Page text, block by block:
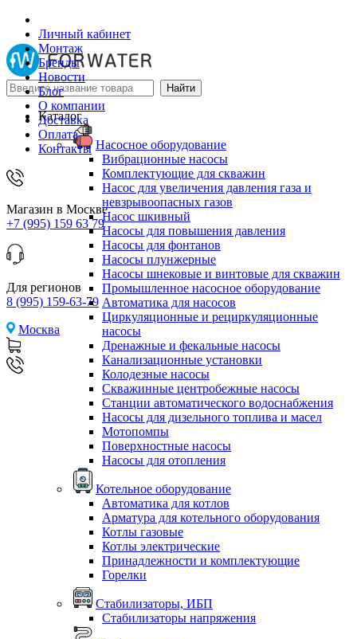
Личный кабинет
Монтаж
Бренды
Новости
Блог
О компании
Доставка
Оплата
Контакты
Магазин в Москве
+7 (995) 159 63 79
Для регионов
8 (995) 159-63-79
Москва
Каталог
Насосное оборудование
Вибрационные насосы
Комплектующие для скважин
Насос для увеличения давления газа и
невзрывоопасных газов
Насос шкивный
Насосы для повышения давления
Насосы для фонтанов
Насосы плунжерные
Насосы шнековые и винтовые для скважин
Промышленное насосное оборудование
Автоматика для насосов
Циркуляционные и рециркуляционные
насосы
Дренажные и фекальные насосы
Канализационные установки
Колодезные насосы
Скважинные центробежные насосы
Станции автоматического водоснабжения
Насосы для дизельного топлива и масел
Мотопомпы
Поверхностные насосы
Насосы для отопления
Котельное оборудование
Автоматика для котлов
Арматура для котельного оборудования
Котлы газовые
Котлы электрические
Принадлежности и комплектующие
Горелки
Стабилизаторы, ИБП
Стабилизаторы напряжения